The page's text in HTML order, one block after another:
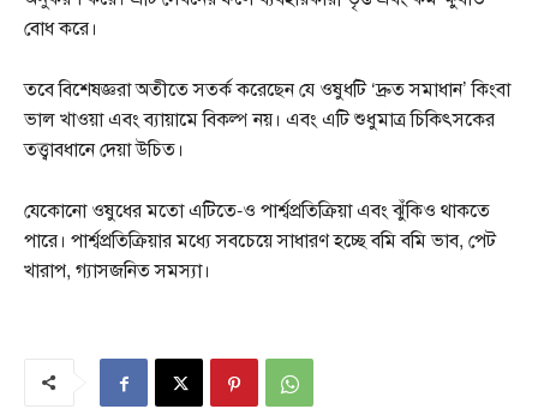
বোধ করে।
তবে বিশেষজ্ঞরা অতীতে সতর্ক করেছেন যে ওষুধটি ‘দ্রুত সমাধান’ কিংবা
ভাল খাওয়া এবং ব্যায়ামে বিকল্প নয়। এবং এটি শুধুমাত্র চিকিৎসকের
তত্ত্বাবধানে দেয়া উচিত।
যেকোনো ওষুধের মতো এটিতে-ও পার্শ্বপ্রতিক্রিয়া এবং ঝুঁকিও থাকতে
পারে। পার্শ্বপ্রতিক্রিয়ার মধ্যে সবচেয়ে সাধারণ হচ্ছে বমি বমি ভাব, পেট
খারাপ, গ্যাসজনিত সমস্যা।